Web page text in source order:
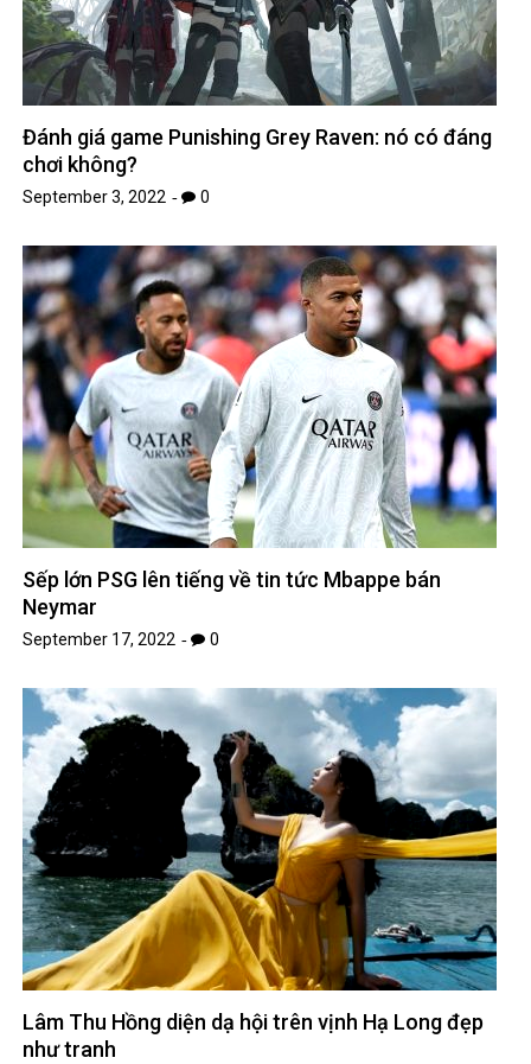
Đánh giá game Punishing Grey Raven: nó có đáng
chơi không?
September 3, 2022 0
Sếp lớn PSG lên tiếng về tin tức Mbappe bán
Neymar
September 17, 2022 0
Lâm Thu Hồng diện dạ hội trên vịnh Hạ Long đẹp
như tranh